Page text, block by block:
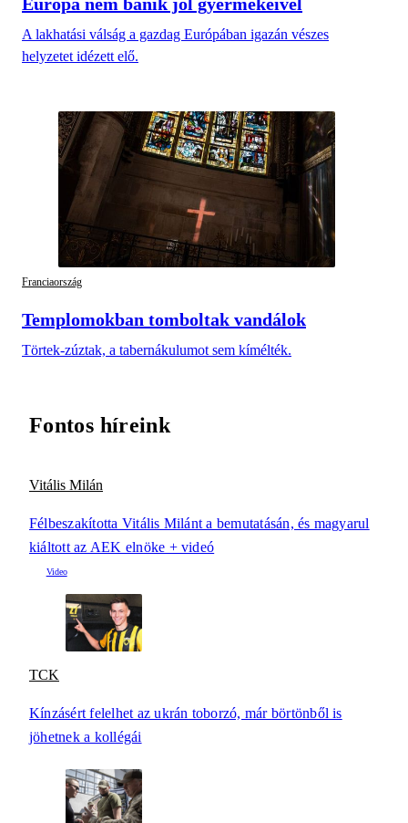
A lakhatási válság a gazdag Európában igazán vészes
helyzetet idézett elő.
Franciaország
Templomokban tomboltak vandálok
Törtek-zúztak, a tabernákulumot sem kímélték.
Fontos híreink
Vitális Milán
Félbeszakította Vitális Milánt a bemutatásán, és magyarul
kiáltott az AEK elnöke + videó
TCK
Kínzásért felelhet az ukrán toborzó, már börtönből is
jöhetnek a kollégái